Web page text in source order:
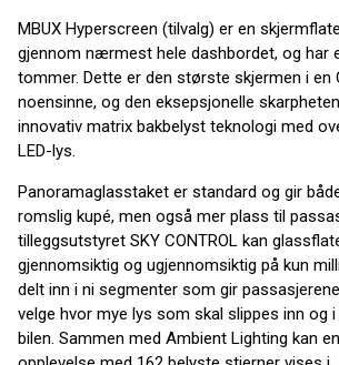
MBUX Hyperscreen (tilvalg) er en
gjennom nærmest hele dashbordet, og har
tommer. Dette er den største skjermen i en
noensinne, og den eksepsjonelle
innovativ matrix bakbelyst teknologi med
LED-lys.
Panoramaglasstaket er standard og gir
romslig kupé, men også mer plass til
tilleggsutstyret SKY CONTROL kan
gjennomsiktig og ugjennomsiktig på kun
delt inn i ni segmenter som gir
velge hvor mye lys som skal slippes inn og
bilen. Sammen med Ambient Lighting kan en